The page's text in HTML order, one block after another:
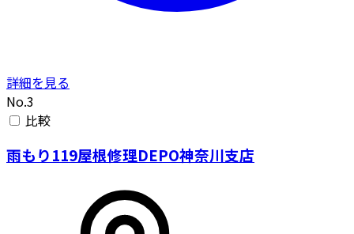
詳細を見る
No.3
比較
雨もり119屋根修理DEPO神奈川支店